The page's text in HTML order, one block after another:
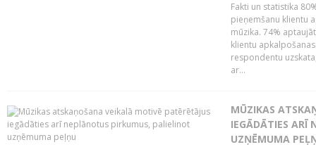
Fakti un statistika
pieņemšanu klientu
mūzika. 74%
klientu
respondentu
ar...
MŪZIKAS
IEGĀDĀTIES ARĪ
UZŅĒMUMA